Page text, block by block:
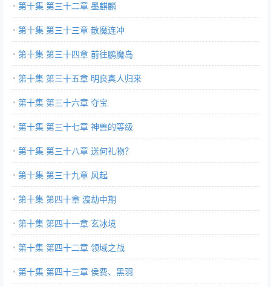
第十集 第三十二章 墨麒麟
第十集 第三十三章 散魔连冲
第十集 第三十四章 前往鹏魔岛
第十集 第三十五章 明良真人归来
第十集 第三十六章 夺宝
第十集 第三十七章 神兽的等级
第十集 第三十八章 送何礼物？
第十集 第三十九章 风起
第十集 第四十章 渡劫中期
第十集 第四十一章 玄冰境
第十集 第四十二章 领域之战
第十集 第四十三章 侯费、黑羽